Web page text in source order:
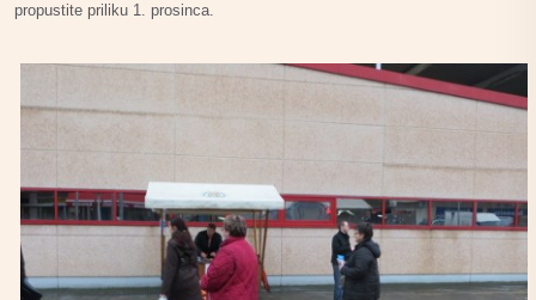
propustite priliku 1. prosinca.